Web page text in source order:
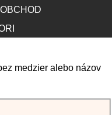
medzier alebo názov